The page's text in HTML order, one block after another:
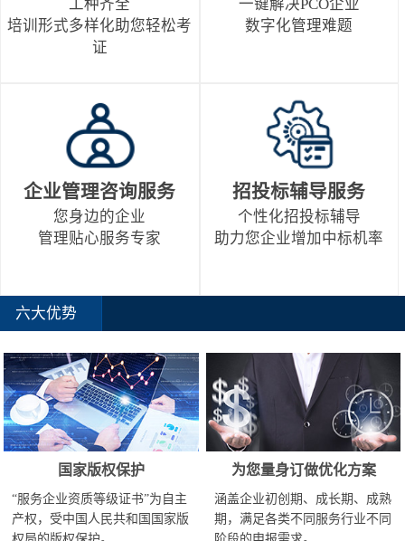
工种齐全
培训形式多样化助您轻松考
证
一键解决PCO企业
数字化管理难题
企业管理咨询服务
您身边的企业
管理贴心服务专家
招投标辅导服务
个性化招投标辅导
助力您企业增加中标机率
六大优势
国家版权保护
“服务企业资质等级证书”为自主
产权，受中国人民共和国国家版
为您量身订做优化方案
涵盖企业初创期、成长期、成熟
期，满足各类不同服务行业不同